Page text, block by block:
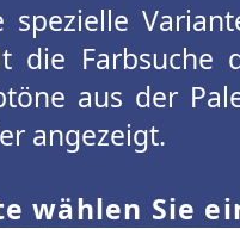
spezielle
die Farbsuche
aus der
angezeigt.
wählen Sie